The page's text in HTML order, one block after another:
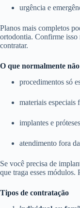
urgência e
Planos mais completos
ortodontia. Confirme isso
contratar.
O que normalmente
procedimentos só
materiais especiais
implantes e
atendimento fora
Se você precisa de
que traga esses módulos.
Tipos de contratação